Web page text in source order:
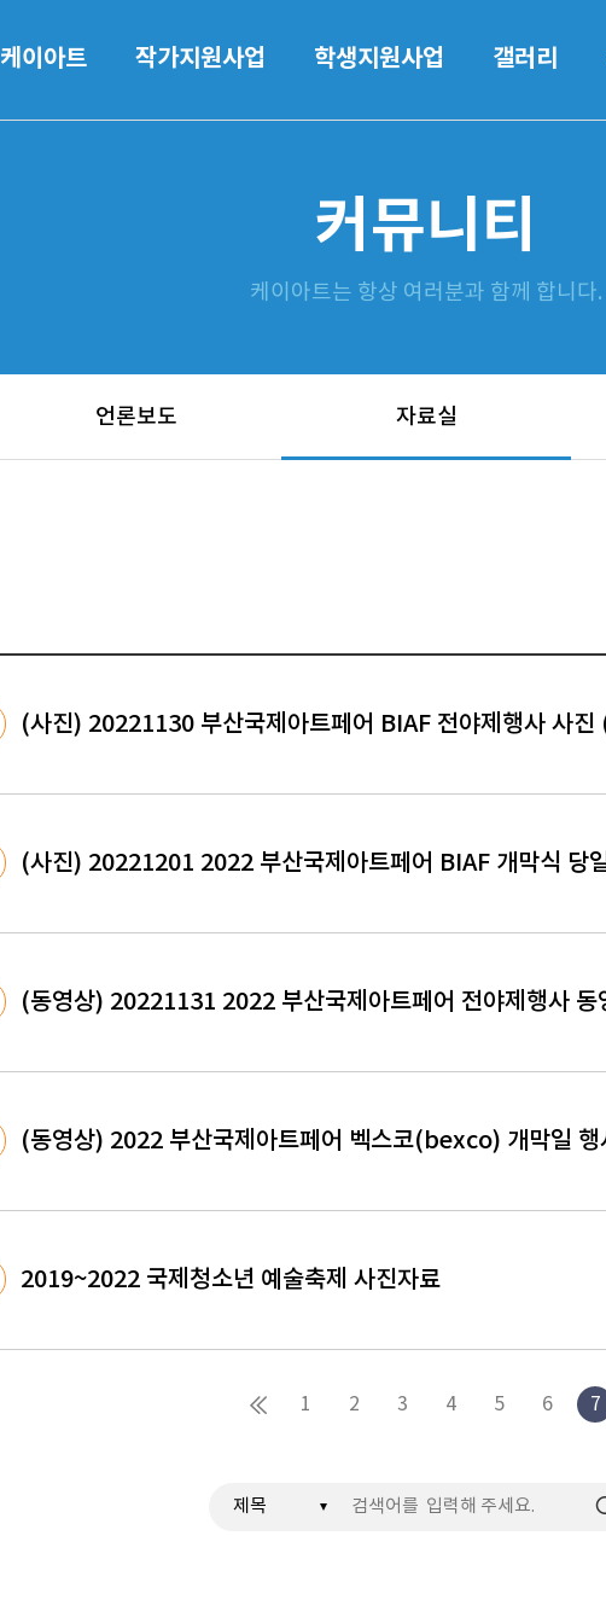
케이아트 작가지원사업 학생지원사업 갤러리
커뮤니티
케이아트는 항상 여러분과 함께 합니다.
언론보도 자료실
(사진) 20221130 부산국제아트페어 BIAF 전야제행사
(사진) 20221201 2022 부산국제아트페어 BIAF 개막식
(동영상) 20221131 2022 부산국제아트페어 전야제행사
(동영상) 2022 부산국제아트페어 벡스코(bexco) 개막일
2019~2022 국제청소년 예술축제 사진자료
1 2 3 4 5 6 7